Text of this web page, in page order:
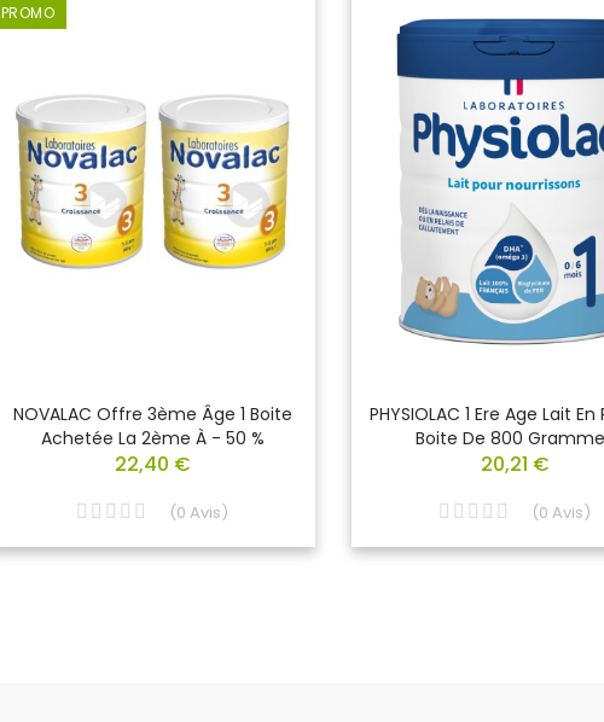
PROMO
NOVALAC Offre 3ème Âge 1 Boite
Achetée La 2ème À - 50 %
22,40 €
(0 Avis)
PHYSIOLAC 1 Ere Age Lait
Boite De 800
20,21 €
(0 Avis)